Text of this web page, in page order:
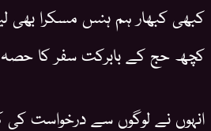
کبھی کبھار ہم ہنس مسکرا بھی
کچھ حج کے بابرکت سفر کا
انہوں نے لوگوں سے درخواست کی